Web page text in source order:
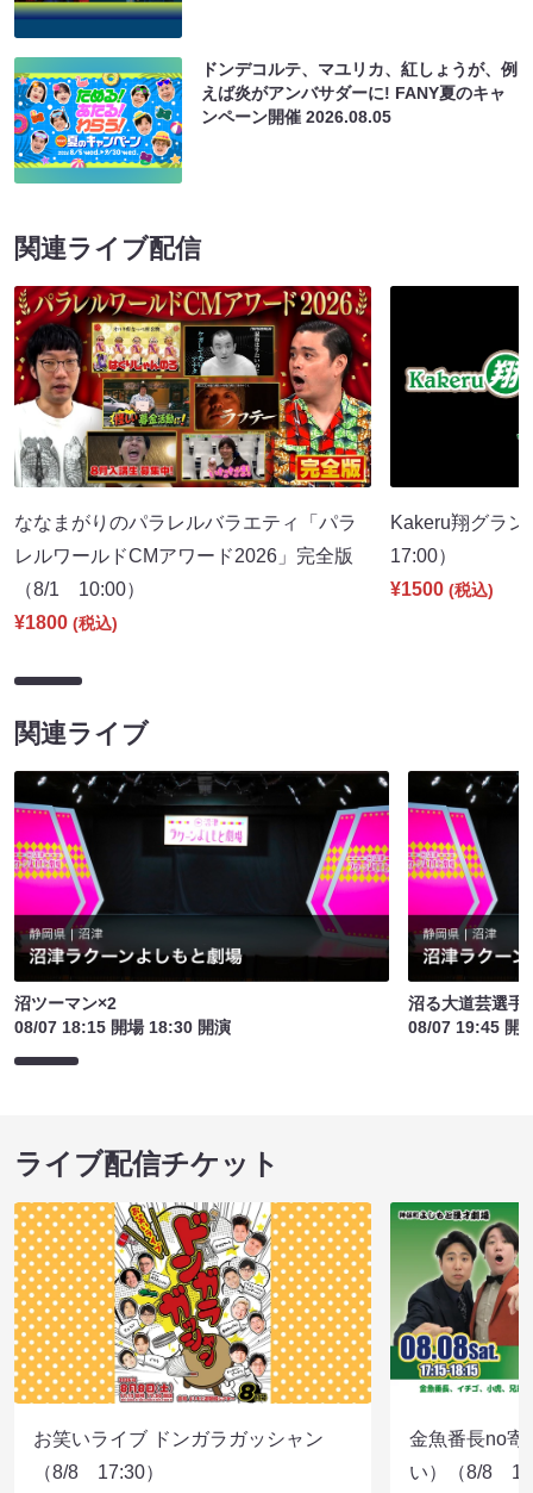
ドンデコルテ、マユリカ、紅しょうが、例
えば炎がアンバサダーに! FANY夏のキャ
ンペーン開催2026.08.05
関連ライブ配信
ななまがりのパラレルバラエティ「パラ
レルワールドCMアワード2026」完全版
（8/1 10:00）
¥1800 (税込)
Kakeru翔グラ
17:00）
¥1500 (税込)
関連ライブ
沼ツーマン×2
08/07 18:15 開場 18:30 開演
沼る大道芸選手
08/07 19:45 開
ライブ配信チケット
お笑いライブ ドンガラガッシャン
（8/8 17:30）
金魚番長no寄
い）（8/8